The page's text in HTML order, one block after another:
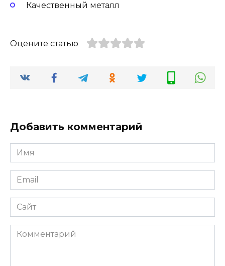
Качественный металл
Оцените статью
Добавить комментарий
Имя
Email
Сайт
Комментарий